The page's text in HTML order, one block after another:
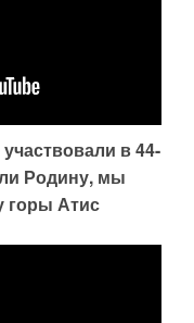
в 44-
Родину, мы
горы Атис